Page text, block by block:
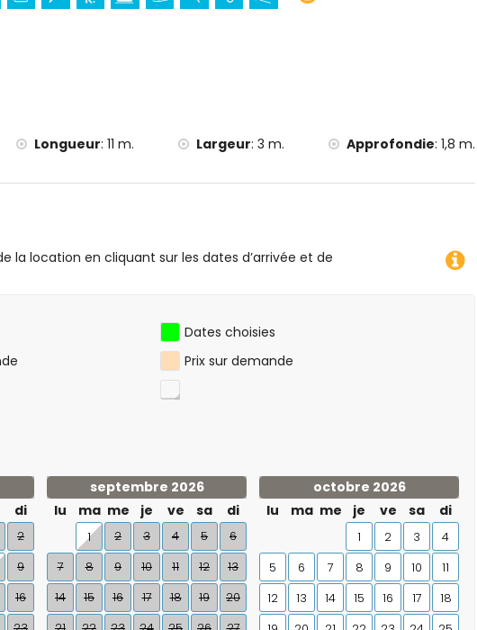
de 25 kilomètres de l'hébergement)
plongée, snorkeling et surf (à moins de 5 kilomètres de la maison)
Longueur: 11 m. Largeur: 3 m. Approfondie: 1,8 m.
la location en cliquant sur les dates d’arrivée et de
Dates choisies
Prix ​​sur demande
di
2
9
16
septembre 2026
lu
ma me je ve sa di
1 2 3 4 5
6
7
8 9 10 11 12
13
14
15 16 17 18 19
20
octobre 2026
lu
ma me je ve sa di
1 2 3
4
5
6 7 8 9 10
11
12
13 14 15 16 17
18